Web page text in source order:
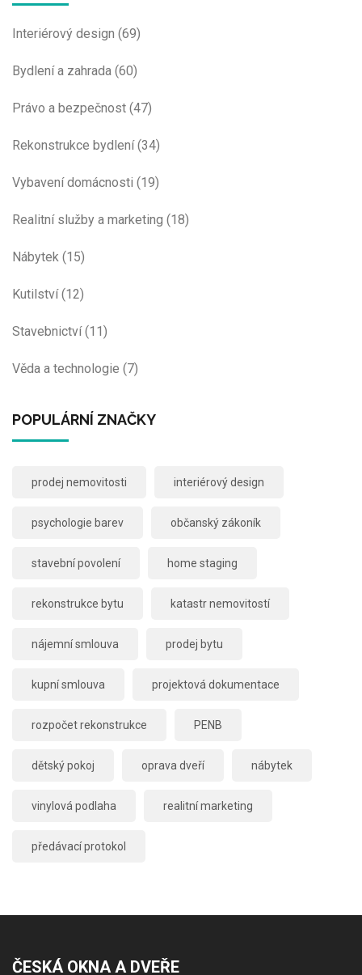
Interiérový design (69)
Bydlení a zahrada (60)
Právo a bezpečnost (47)
Rekonstrukce bydlení(34)
Vybavení domácnosti (19)
Realitní služby a marketing (18)
Nábytek (15)
Kutilství(12)
Stavebnictví(11)
Věda a technologie (7)
POPULÁRNÍ ZNAČKY
prodej nemovitosti interiérový design
psychologie barev občanský zákoník
stavební povolení home staging
rekonstrukce bytu katastr nemovitostí
nájemní smlouva prodej bytu
kupní smlouva projektová dokumentace
rozpočet rekonstrukce PENB
dětský pokoj oprava dveří nábytek
vinylová podlaha realitní marketing
předávací protokol
ČESKÁ OKNA A DVEŘE